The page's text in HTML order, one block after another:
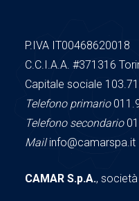
P.IVA IT00468620018
C.C.I.A.A. #371316
Capitale sociale
Telefono primario
Telefono secondario
Mailinfo@camarspa.it
CAMAR S.p.A.,